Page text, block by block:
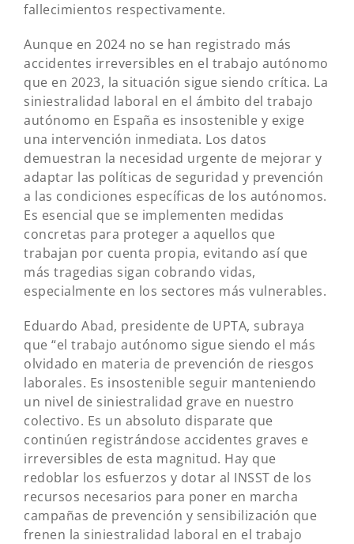
fallecimientos respectivamente.
Aunque en 2024 no se han registrado más
accidentes irreversibles en el trabajo autónomo
que en 2023, la situación sigue siendo crítica. La
siniestralidad laboral en el ámbito del trabajo
autónomo en España es insostenible y exige
una intervención inmediata. Los datos
demuestran la necesidad urgente de mejorar y
adaptar las políticas de seguridad y prevención
a las condiciones específicas de los autónomos.
Es esencial que se implementen medidas
concretas para proteger a aquellos que
trabajan por cuenta propia, evitando así que
más tragedias sigan cobrando vidas,
especialmente en los sectores más vulnerables.
Eduardo Abad, presidente de UPTA, subraya
que “el trabajo autónomo sigue siendo el más
olvidado en materia de prevención de riesgos
laborales. Es insostenible seguir manteniendo
un nivel de siniestralidad grave en nuestro
colectivo. Es un absoluto disparate que
continúen registrándose accidentes graves e
irreversibles de esta magnitud. Hay que
redoblar los esfuerzos y dotar al INSST de los
recursos necesarios para poner en marcha
campañas de prevención y sensibilización que
frenen la siniestralidad laboral en el trabajo